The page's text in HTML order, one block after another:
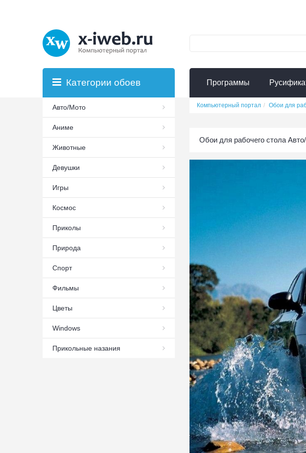
Программы
Компьютерный портал Обои для
Обои для рабочего стола
Категории обоев
Авто/Мото
Аниме
Животные
Девушки
Игры
Космос
Приколы
Природа
Спорт
Фильмы
Цветы
Windows
Прикольные назания